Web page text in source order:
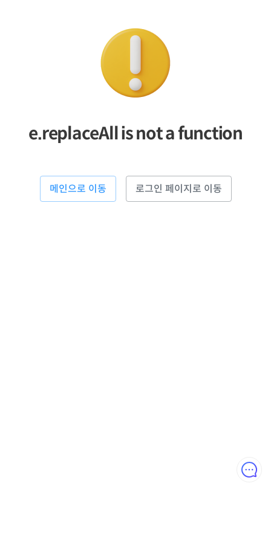
e.replaceAll is not a function
메인으로 이동 로그인 페이지로 이동